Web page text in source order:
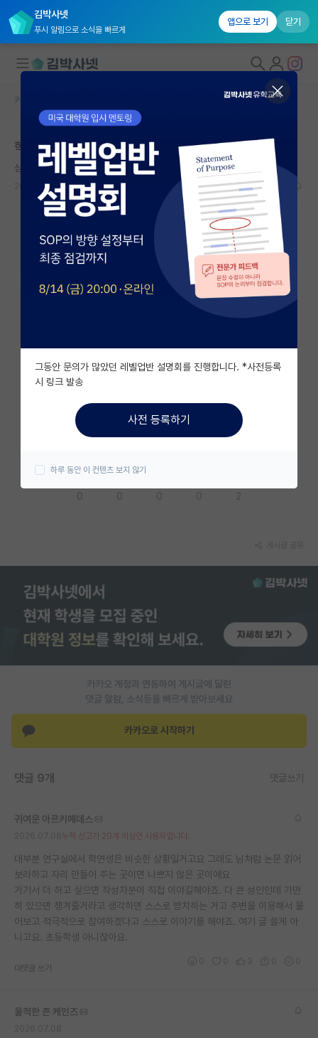
김박사넷
푸시 알림으로 소식을 빠르게
앱으로 보기 닫기
대학원생 모집
국내대학원 정보
연구실&오픈랩
커뮤니티
커뮤니티 홈
전체글보기
베스트 게시판
자유 게시판(아무개랩)
미국 유학 게시판
미국 대학원 합격 후기 게시판
대학원생 모집 게시판
연구실(PI) 홍보 게시판
취업 게시판
임용 후기 게시판
인문사회 계열 게시판
특수/전문대학원 게시판
반도체/AI 게시판
장학금/장학생 게시판
홍보 게시판
커리어
유학교육
이벤트
반도체 아카데미
재팬라운지 🌸
커뮤니티 홈
학연생 시작했는데 고민
심심한 프란츠 카프카
2026.07.08 9 2747
카카오 계정과 연동하여 게시글에 달린
댓글 알람, 소식등을 빠르게 받아보세요
카카오로 시작하기
댓글 9개 댓글쓰기
귀여운 아르키메데스
누적 신고가 20개 이상인 사용자입니다.
대부분 연구실에서 학연생은 비슷한 상황일거고요 그래도 님처럼 논문 읽어
보라하고 자리 만들어 주는 곳이면 나쁘지 않은 곳이에요
거기서 더 하고 싶으면 작성자분이 직접 이야길해야죠. 다 큰 성인인데 가만
히 있으면 챙겨줄거라고 생각하면 스스로 방치하는 거고 주변을 이용해서 물
어보고 적극적으로 참여하겠다고 스스로 이야기를 해야죠. 여기 글 쓸게 아
니고요. 초등학생 아니잖아요.
대댓글 쓰기
울적한 존 케인즈
그동안 문의가 많았던 레벨업반 설명회를 진행합니다. *사전등록
시 링크 발송
사전 등록하기
하루 동안 이 컨텐츠 보지 않기